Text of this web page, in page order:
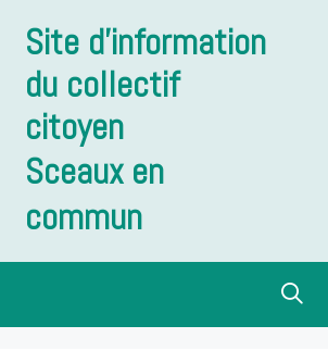
Site d'information
du collectif
citoyen
Sceaux en
commun